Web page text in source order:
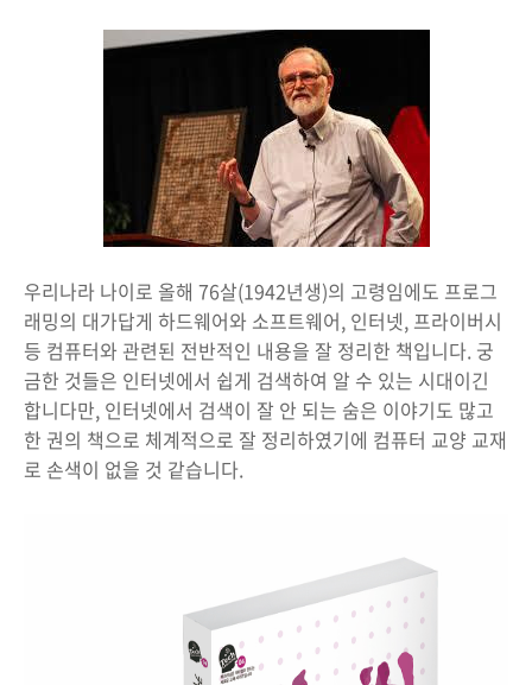
우리나라 나이로 올해 76살(1942년생)의 고령임에도 프로그
래밍의 대가답게 하드웨어와 소프트웨어, 인터넷, 프라이버시
등 컴퓨터와 관련된 전반적인 내용을 잘 정리한 책입니다. 궁
금한 것들은 인터넷에서 쉽게 검색하여 알 수 있는 시대이긴
합니다만, 인터넷에서 검색이 잘 안 되는 숨은 이야기도 많고
한 권의 책으로 체계적으로 잘 정리하였기에 컴퓨터 교양 교재
로 손색이 없을 것 같습니다.